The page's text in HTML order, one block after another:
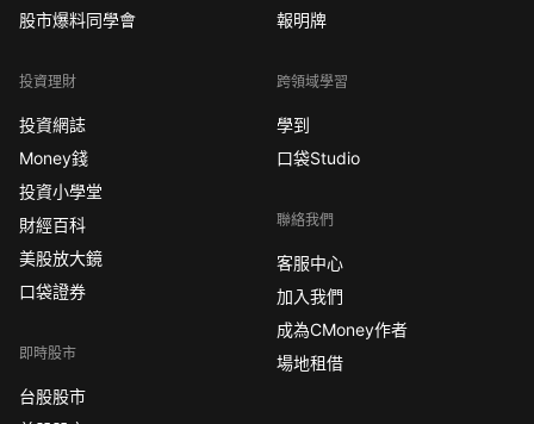
股市爆料同學會
投資理財
投資網誌
Money錢
投資小學堂
財經百科
美股放大鏡
口袋證券
即時股市
台股股市
報明牌
跨領域學習
學到
口袋Studio
聯絡我們
客服中心
加入我們
成為CMoney作者
場地租借